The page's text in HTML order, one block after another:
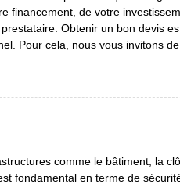
financement, de votre
Obtenir un bon devis
Pour cela, nous vous invitons
comme le bâtiment, la
fondamental en terme de